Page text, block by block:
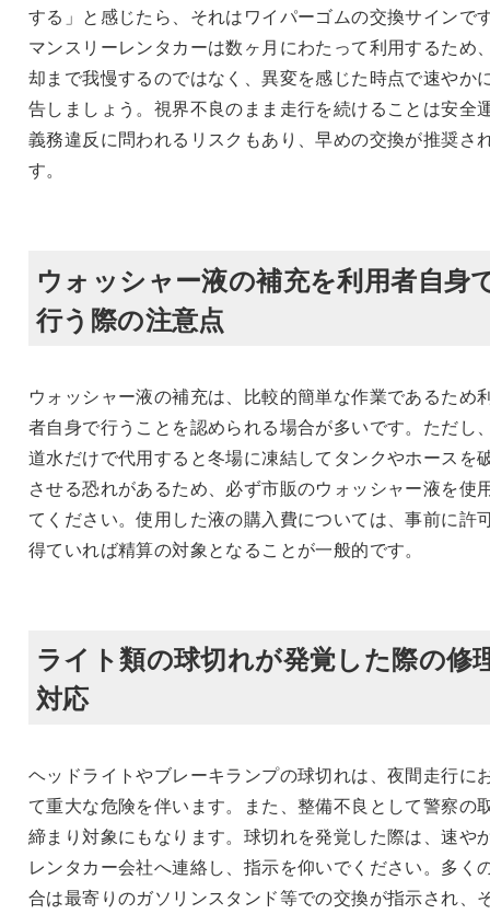
する」と感じたら、それはワイパーゴムの交換サインで
マンスリーレンタカーは数ヶ月にわたって利用するため
却まで我慢するのではなく、異変を感じた時点で速やか
告しましょう。視界不良のまま走行を続けることは安全
義務違反に問われるリスクもあり、早めの交換が推奨さ
す。
ウォッシャー液の補充を利用者自身
行う際の注意点
ウォッシャー液の補充は、比較的簡単な作業であるため
者自身で行うことを認められる場合が多いです。ただし
道水だけで代用すると冬場に凍結してタンクやホースを
させる恐れがあるため、必ず市販のウォッシャー液を使
てください。使用した液の購入費については、事前に許
得ていれば精算の対象となることが一般的です。
ライト類の球切れが発覚した際の修
対応
ヘッドライトやブレーキランプの球切れは、夜間走行に
て重大な危険を伴います。また、整備不良として警察の
締まり対象にもなります。球切れを発覚した際は、速や
レンタカー会社へ連絡し、指示を仰いでください。多く
合は最寄りのガソリンスタンド等での交換が指示され、